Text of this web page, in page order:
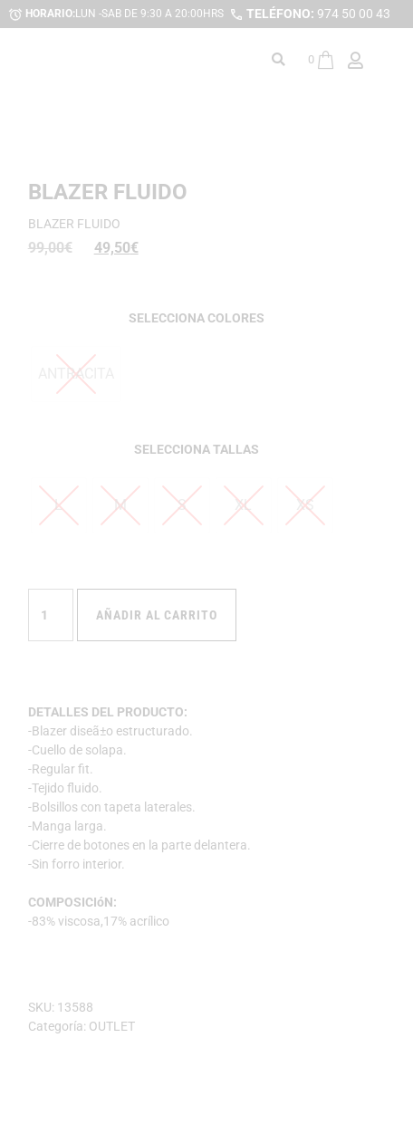
HORARIO: LUN -SAB DE 9:30 A 20:00HRS TELÉFONO: 974 50 00 43
0
BLAZER FLUIDO
BLAZER FLUIDO
99,00€ 49,50€
COLORES
ANTRACITA
TALLAS
L M S XL XS
AÑADIR AL CARRITO
DETALLES DEL PRODUCTO:
-Blazer diseã±o estructurado.
-Cuello de solapa.
-Regular fit.
-Tejido fluido.
-Bolsillos con tapeta laterales.
-Manga larga.
-Cierre de botones en la parte delantera.
-Sin forro interior.
COMPOSICIóN:
-83% viscosa,17% acrílico
SKU: 13588
Categoría: OUTLET